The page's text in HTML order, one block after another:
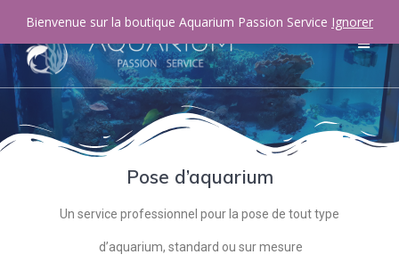
Pose d’aquarium
Un service professionnel pour la pose de tout type
d’aquarium, standard ou sur mesure
Bienvenue sur la boutique Aquarium Passion Service Ignorer